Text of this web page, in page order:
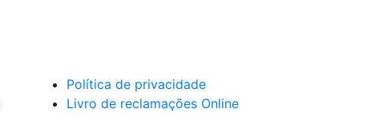
Política de privacidade
Livro de reclamações Online